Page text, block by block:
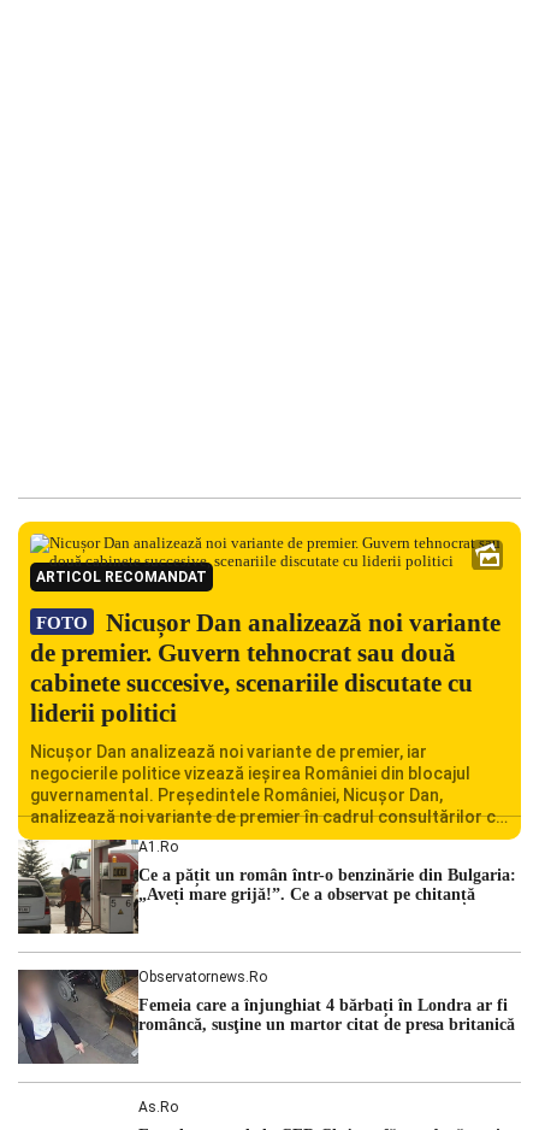
ARTICOL RECOMANDAT
FOTO
Nicușor Dan analizează noi variante
de premier. Guvern tehnocrat sau două
cabinete succesive, scenariile discutate cu
liderii politici
Nicușor Dan analizează noi variante de premier, iar
negocierile politice vizează ieșirea României din blocajul
guvernamental. Președintele României, Nicușor Dan,
analizează noi variante de premier în cadrul consultărilor cu
liderii politici. Ciprian Ciucu vorbește despre scenariul unui
guvern tehnocrat și despre posibilitatea a două cabinete
succesive. Nicușor Dan analizează noi variante de premier
România traversează […]
A1.ro
Ce a pățit un român într-o benzinărie din Bulgaria:
„Aveți mare grijă!”. Ce a observat pe chitanță
Observatornews.ro
Femeia care a înjunghiat 4 bărbați în Londra ar fi
româncă, susţine un martor citat de presa britanică
As.ro